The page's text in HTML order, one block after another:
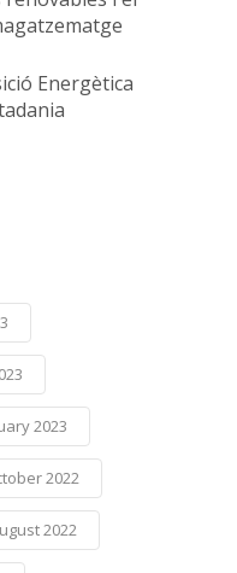
Energètica
2023
2022
2022